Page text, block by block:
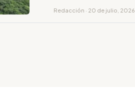
Redacción · 20 de julio, 2026